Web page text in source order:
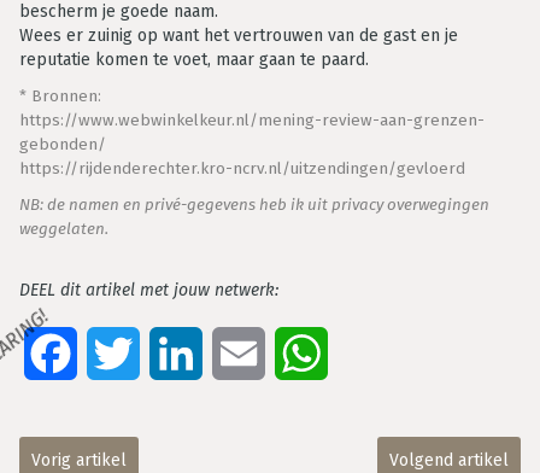
bescherm je goede naam.
Wees er zuinig op want het vertrouwen van de gast en je
reputatie komen te voet, maar gaan te paard.
* Bronnen:
https://www.webwinkelkeur.nl/mening-review-aan-grenzen-
gebonden/
https://rijdenderechter.kro-ncrv.nl/uitzendingen/gevloerd
NB: de namen en privé-gegevens heb ik uit privacy overwegingen
weggelaten.
IS CARING!
DEEL dit artikel met jouw netwerk:
FacebookTwitter LinkedIn Email
Vorig artikel Volgend artikel